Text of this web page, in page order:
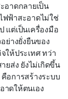
อาดกลายเป็น
ฟฟ้าสะอาดไม่ใช่
แต่เป็นเครื่องมือ
ย่างยั่งยืนของ
ให้ประเทศ ทว่า
ยส่ง ยังไม่เกิดขึ้น
อการสร้างระบบ
าดให้ตนเอง